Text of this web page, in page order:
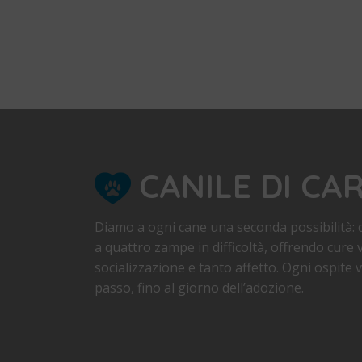
CANILE DI
Diamo a ogni cane una seconda possibilità:
a quattro zampe in difficoltà, offrendo cure
socializzazione e tanto affetto. Ogni ospite
passo, fino al giorno dell’adozione.